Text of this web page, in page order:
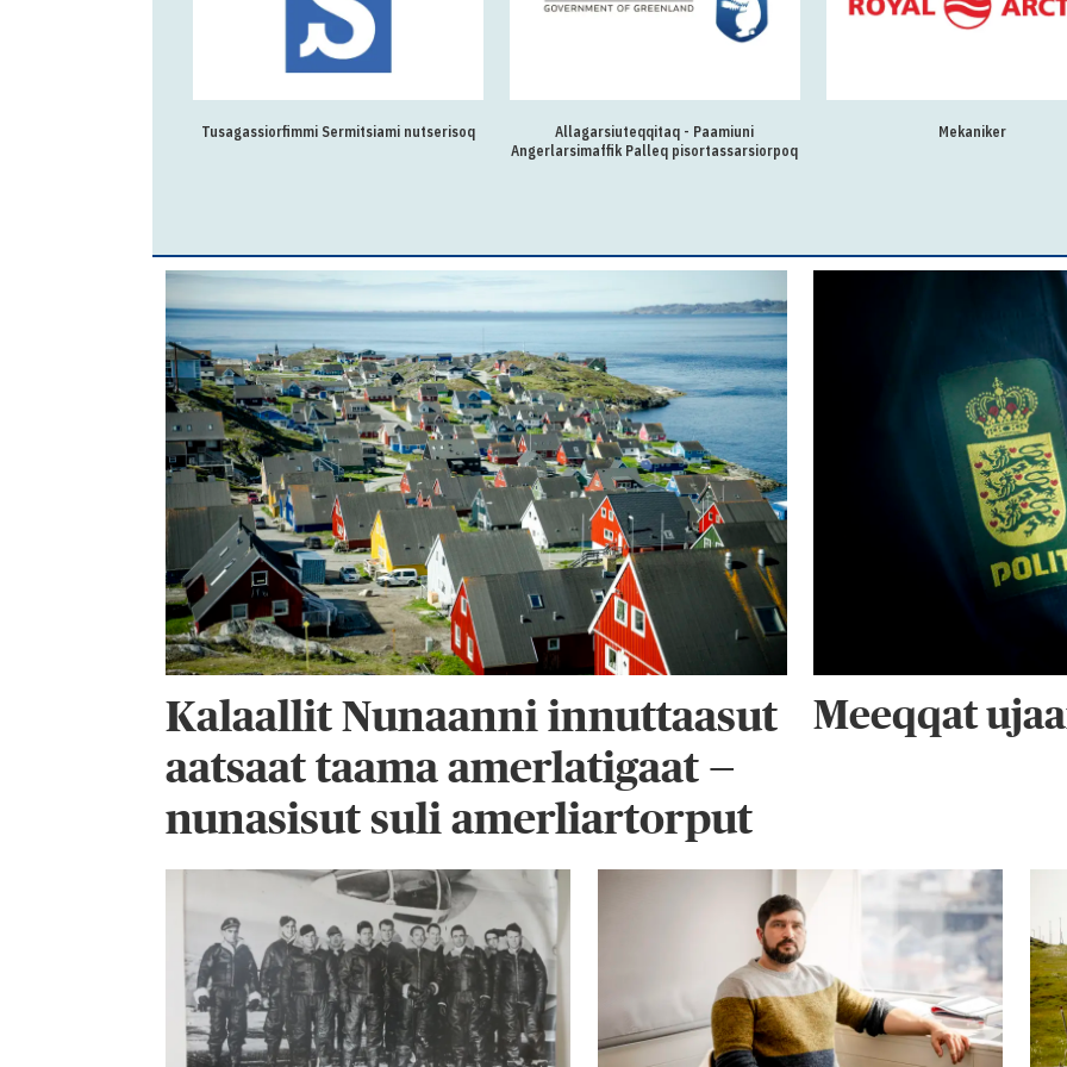
Tusagassiorfimmi Sermitsiami nutserisoq
Allagarsiuteqqitaq - Paamiuni
Angerlarsimaffik Palleq pisortassarsiorpoq
Mekaniker
Kalaallit Nunaanni innuttaasut
aatsaat taama amerlatigaat —
nunasisut suli amerliartorput
Meeqqat